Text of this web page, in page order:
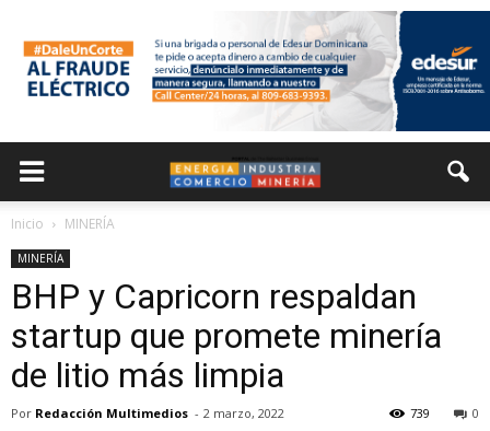
Inicio MINERÍA
MINERÍA
BHP y Capricorn respaldan
startup que promete minería
de litio más limpia
Por Redacción Multimedios - 2 marzo, 2022 0
739